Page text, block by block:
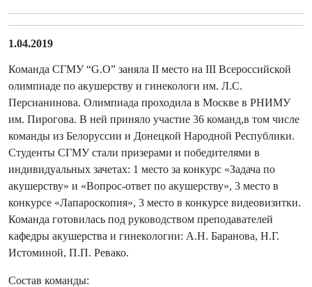
1.04.2019
Команда СГМУ “G.O” заняла II место на III Всероссийской
олимпиаде по акушерству и гинекологи им. Л.С.
Персианинова. Олимпиада проходила в Москве в РНИМУ
им. Пирогова. В ней приняло участие 36 команд,в том числе
команды из Белоруссии и Донецкой Народной Республики.
Студенты СГМУ стали призерами и победителями в
индивидуальных зачетах: 1 место за конкурс «Задача по
акушерству» и «Вопрос-ответ по акушерству», 3 место в
конкурсе «Лапароскопия», 3 место в конкурсе видеовизитки.
Команда готовилась под руководством преподавателей
кафедры акушерства и гинекологии: А.Н. Баранова, Н.Г.
Истоминой, П.П. Ревако.
Состав команды: